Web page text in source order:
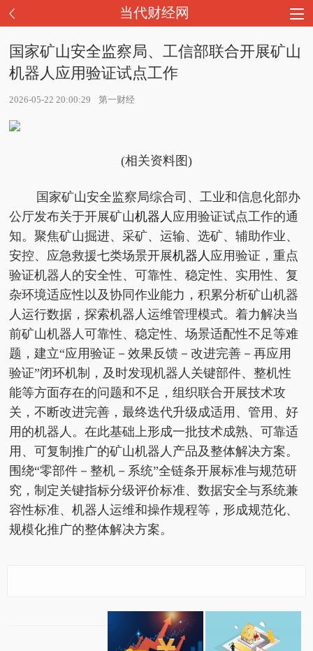
当代财经网
国家矿山安全监察局、工信部联合开展矿山
机器人应用验证试点工作
2026-05-22 20:00:29 第一财经
(相关资料图)
国家矿山安全监察局综合司、工业和信息化部办
公厅发布关于开展矿山机器人 应用验证试点工作的通
知。聚焦矿山掘进、采矿、运输、选矿、辅助作业、
安控、应急救援七类场景开展机器人 应用验证，重点
验证机器人的安全性、可靠性、稳定性、实用性、复
杂环境适应性以及协同作业能力，积累分析矿山机器
人运行数据，探索机器人运维管理模式。着力解决当
前矿山机器人可靠性、稳定性、场景适配性不足等难
题，建立“应用验证－效果反馈－改进完善－再应用
验证”闭环机制，及时发现机器人关键部件、整机性
能等方面存在的问题和不足，组织联合开展技术攻
关，不断改进完善，最终迭代升级成适用、管用、好
用的机器人。在此基础上形成一批技术成熟、可靠适
用、可复制推广的矿山机器人产品及整体解决方案。
围绕“零部件－整机－系统”全链条开展标准与规范研
究，制定关键指标分级评价标准、数据安全与系统兼
容性标准、机器人运维和操作规程等，形成规范化、
规模化推广的整体解决方案。